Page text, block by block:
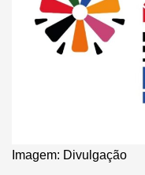
Imagem: Divulgação